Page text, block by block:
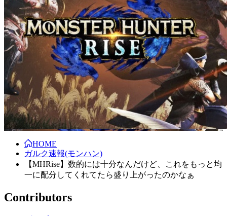
HOME
ガルク速報(モンハン)
【MHRise】数的には十分なんだけど、これをもっと均
一に配分してくれてたら盛り上がったのかなぁ
Contributors